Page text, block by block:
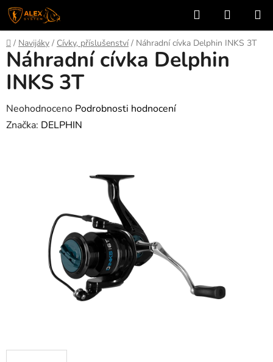
Přejít
na
obsah
Hledat
KOŠÍK
Domů
/ Navijáky / Cívky, příslušenství / Náhradní cívka Delphin INKS 3T
Náhradní cívka Delphin
INKS 3T
Průměrné
hodnocení
Neohodnoceno Podrobnosti hodnocení
Značka: DELPHIN